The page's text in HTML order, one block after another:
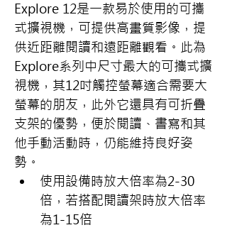
Explore 12是一款易於使用的可攜
式擴視機，可提供高畫質影像，提
供近距離閱讀和遠距離觀看。此為
Explore系列中尺寸最大的可攜式擴
視機，其12吋觸控螢幕適合需要大
螢幕的朋友，此外它還具有可折疊
支架的優勢，便於閱讀、書寫和其
他手動活動時，仍能維持良好姿
勢。
使用設備時放大倍率為2-30
倍，若搭配閱讀架時放大倍率
為1-15倍